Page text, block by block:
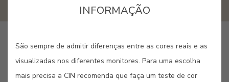
GUARDAR
INFORMAÇÃO
São sempre de admitir diferenças entre as cores reais e as
visualizadas nos diferentes monitores. Para uma escolha
mais precisa a CIN recomenda que faça um teste de cor